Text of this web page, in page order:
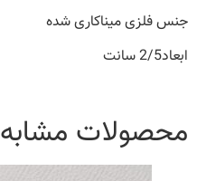
جنس فلزی میناکاری شده
ابعاد2/5 سانت
محصولات مشابه